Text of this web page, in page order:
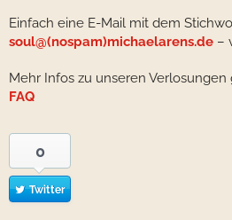
Einfach eine E-Mail mit dem
soul@(nospam)michaelarens.de –
Mehr Infos zu unseren Verlosungen
FAQ
0
Twitter